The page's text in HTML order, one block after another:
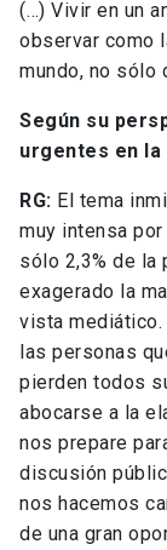
(…) Vivir en un
observar como
mundo, no sólo
Según su
urgentes en la
RG: El tema
muy intensa
sólo 2,3% de la
exagerado la
vista mediático.
las personas
pierden todos
abocarse a la
nos prepare
discusión
nos hacemos
de una gran